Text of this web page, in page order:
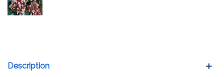
Description